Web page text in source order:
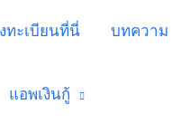
ทะเบียนที่นี่ บทความ
แอพเงินกู้